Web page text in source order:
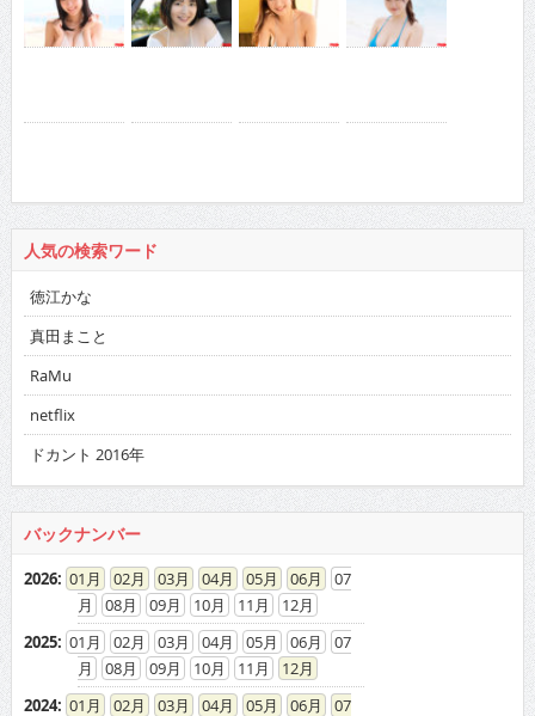
人気の検索ワード
徳江かな
真田まこと
RaMu
netflix
ドカント 2016年
バックナンバー
2026: 01 02 03 04 05 06
07
08
09 10 11
12
2025: 01 02 03 04 05 06
07
08
09 10 11
12
2024: 01 02 03 04 05 06 07